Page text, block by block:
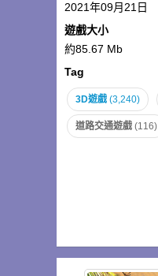
2021年09月21日
遊戲大小
約85.67 Mb
Tag
3D遊戲 (3,240)
道路交通遊戲 (116)